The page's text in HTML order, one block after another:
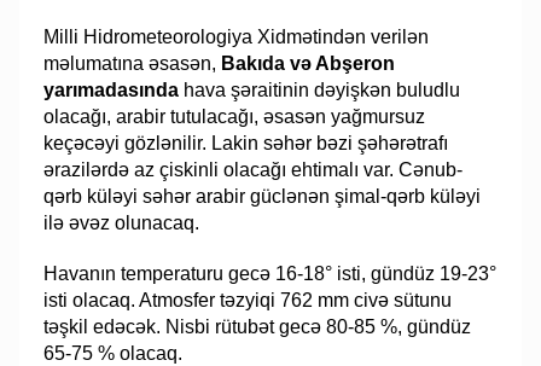
Milli Hidrometeorologiya Xidmətindən verilən
məlumatına əsasən, Bakıda və Abşeron
yarımadasında hava şəraitinin dəyişkən buludlu
olacağı, arabir tutulacağı, əsasən yağmursuz
keçəcəyi gözlənilir. Lakin səhər bəzi şəhərətrafı
ərazilərdə az çiskinli olacağı ehtimalı var. Cənub-
qərb küləyi səhər arabir güclənən şimal-qərb küləyi
ilə əvəz olunacaq.
Havanın temperaturu gecə 16-18° isti, gündüz 19-23°
isti olacaq. Atmosfer təzyiqi 762 mm civə sütunu
təşkil edəcək. Nisbi rütubət gecə 80-85 %, gündüz
65-75 % olacaq.